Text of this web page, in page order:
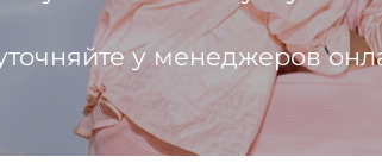
у менеджеров